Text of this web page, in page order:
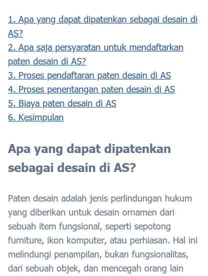
1. Apa yang dapat dipatenkan sebagai desain di
AS?
2. Apa saja persyaratan untuk mendaftarkan
paten desain di AS?
3. Proses pendaftaran paten desain di AS
4. Proses penentangan paten desain di AS
5. Biaya paten desain di AS
6. Kesimpulan
Apa yang dapat dipatenkan
sebagai desain di AS?
Paten desain adalah jenis perlindungan hukum
yang diberikan untuk desain ornamen dari
sebuah item fungsional, seperti sepotong
furniture, ikon komputer, atau perhiasan. Hal ini
melindungi penampilan, bukan fungsionalitas,
dari sebuah objek, dan mencegah orang lain